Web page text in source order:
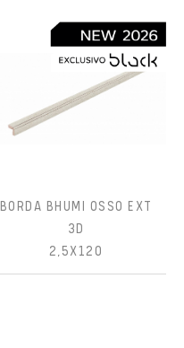
BORDA BHUMI OSSO EXT
3D
2,5X120